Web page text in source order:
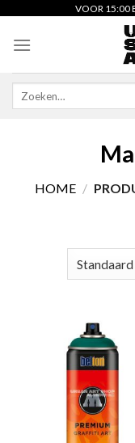
content
VOOR 15:00
HOME /